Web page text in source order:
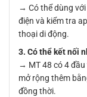
→ Có thể dùng với
điện và kiểm tra
thoại di động.
3. Có thể kết nối
→ MT 48 có 4
mở rộng thêm
đồng thời.